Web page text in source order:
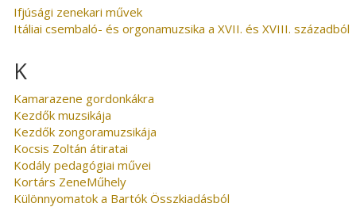
Ifjúsági zenekari művek
Itáliai csembaló- és orgonamuzsika a XVII. és XVIII. századból
K
Kamarazene gordonkákra
Kezdők muzsikája
Kezdők zongoramuzsikája
Kocsis Zoltán átiratai
Kodály pedagógiai művei
Kortárs ZeneMűhely
Különnyomatok a Bartók Összkiadásból